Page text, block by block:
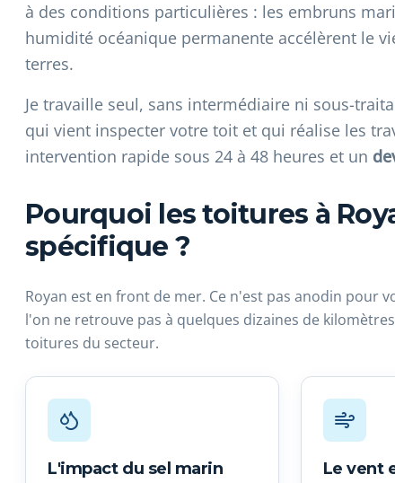
à des conditions particulières : les embruns
humidité océanique permanente accélèrent le
terres.
Je travaille seul, sans intermédiaire ni sous-
qui vient inspecter votre toit et qui réalise les
intervention rapide sous 24 à 48 heures et un
Pourquoi les toitures à
spécifique ?
Royan est en front de mer. Ce n'est pas anodin pour
l'on ne retrouve pas à quelques dizaines de
toitures du secteur.
L'impact du sel marin
Le vent